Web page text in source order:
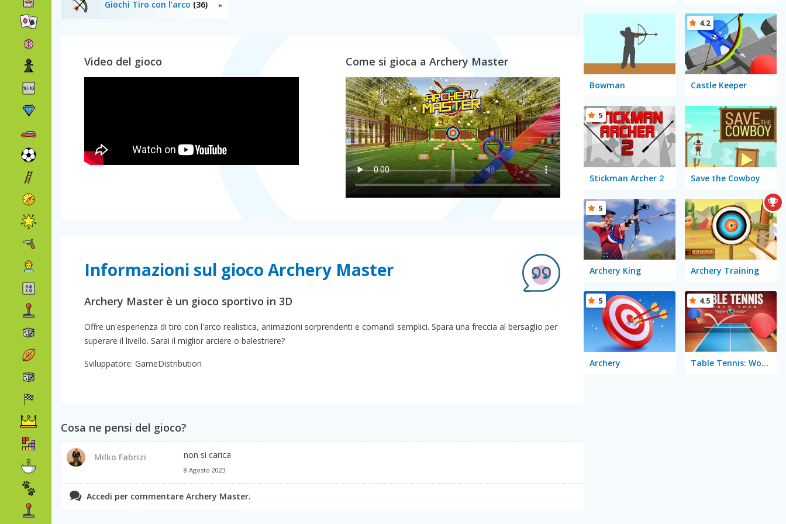
Giochi Tiro con l'arco (36)
Video del gioco Come si gioca a Archery Master
Informazioni sul gioco Archery Master
Archery Master è un gioco sportivo in 3D
Offre un'esperienza di tiro con l'arco realistica, animazioni sorprendenti e comandi semplici. Spara una freccia al bersaglio per
superare il livello. Sarai il miglior arciere o balestriere?
Sviluppatore: GameDistribution
Cosa ne pensi del gioco?
Milko Fabrizi non si carica
8 Agosto 2023
Accedi per commentare Archery Master.
Bowman Castle Keeper
4.2
Stickman Archer 2
5
Save the Cowboy
Archery King
5
Archery Training
Archery
5
Table Tennis: World Tour
4.5